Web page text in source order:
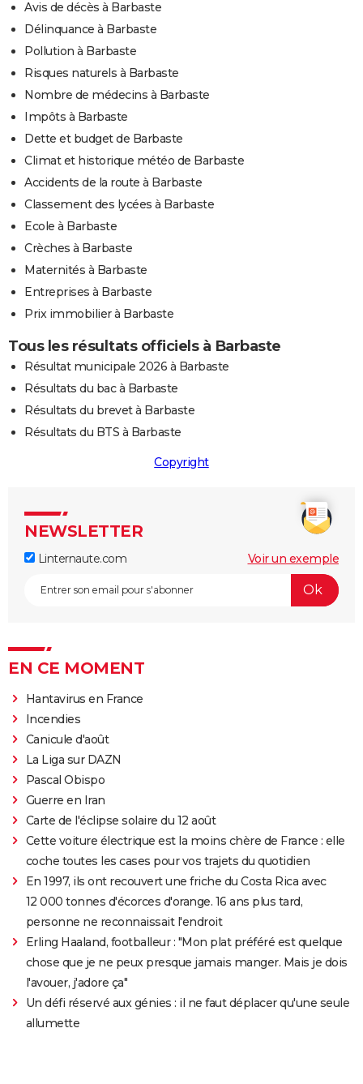
Avis de décès à Barbaste
Délinquance à Barbaste
Pollution à Barbaste
Risques naturels à Barbaste
Nombre de médecins à Barbaste
Impôts à Barbaste
Dette et budget de Barbaste
Climat et historique météo de Barbaste
Accidents de la route à Barbaste
Classement des lycées à Barbaste
Ecole à Barbaste
Crèches à Barbaste
Maternités à Barbaste
Entreprises à Barbaste
Prix immobilier à Barbaste
Tous les résultats officiels à Barbaste
Résultat municipale 2026 à Barbaste
Résultats du bac à Barbaste
Résultats du brevet à Barbaste
Résultats du BTS à Barbaste
Copyright
NEWSLETTER
Linternaute.com Voir un exemple
EN CE MOMENT
Hantavirus en France
Incendies
Canicule d'août
La Liga sur DAZN
Pascal Obispo
Guerre en Iran
Carte de l'éclipse solaire du 12 août
Cette voiture électrique est la moins chère de France : elle
coche toutes les cases pour vos trajets du quotidien
En 1997, ils ont recouvert une friche du Costa Rica avec
12 000 tonnes d'écorces d'orange. 16 ans plus tard,
personne ne reconnaissait l'endroit
Erling Haaland, footballeur : "Mon plat préféré est quelque
chose que je ne peux presque jamais manger. Mais je dois
l'avouer, j'adore ça"
Un défi réservé aux génies : il ne faut déplacer qu'une seule
allumette